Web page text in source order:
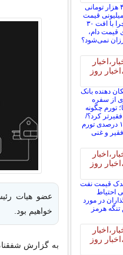
عضو هیات
خواهیم بود.
به گزارش
گوشت ۴ هزار تومانی
میلیونی قیمت
خورد/ چرا با افت ۳۰
قیمت دام،
نمی‌شود؟
دهنده بانک
از سفره
تورم چگونه
فقیرتر کرد؟/
شکاف ۱۵ درصدی تورم
و غنی
قیمت نفت
احتیاط
در مورد
تنگه هرمز